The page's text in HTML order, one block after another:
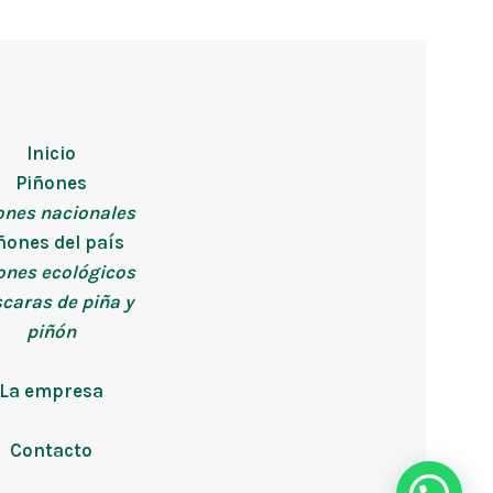
Inicio
Piñones
nacionales
del país
ecológicos
de piña y
piñón
La empresa
Contacto